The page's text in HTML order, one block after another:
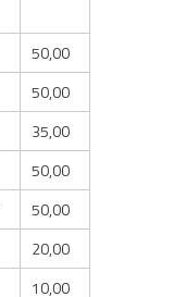
50,00
50,00
35,00
50,00
50,00
20,00
10,00